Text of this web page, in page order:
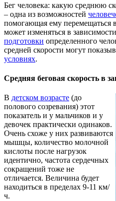
Бег человека: какую среднюю
– одна из возможностей
помогающая ему перемещаться
может изменяться в
подготовки определенного
средней скорости могут
условиях.
Средняя беговая скорость в
В детском возрасте (до
полового созревания) этот
показатель и у мальчиков и у
девочек практически одинаков.
Очень схоже у них развиваются
мышцы, количество молочной
кислоты после нагрузок
идентично, частота сердечных
сокращений тоже не
отличается. Величина будет
находиться в пределах 9-11 км/
ч.